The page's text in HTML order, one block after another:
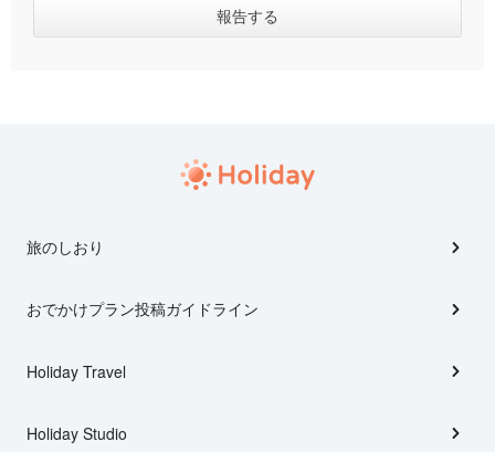
旅のしおり
おでかけプラン投稿ガイドライン
Holiday Travel
Holiday Studio